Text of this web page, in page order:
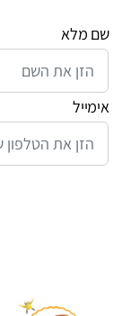
שם מלא
אימייל